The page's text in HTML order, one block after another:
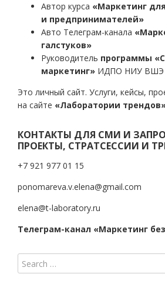
Автор курса «Маркетинг
и предпринимателей»
Авто Телеграм-канала
галстуков»
Руководитель программы
маркетинг» ИДПО НИУ ВШЭ
Это личный сайт. Услуги, кейсы,
на сайте «Лаборатории
КОНТАКТЫ ДЛЯ СМИ И
ПРОЕКТЫ, СТРАТСЕССИИ И
+7 921 977 01 15
ponomareva.v.elena@gmail.com
elena@t-laboratory.ru
Телеграм-канал «Маркетинг